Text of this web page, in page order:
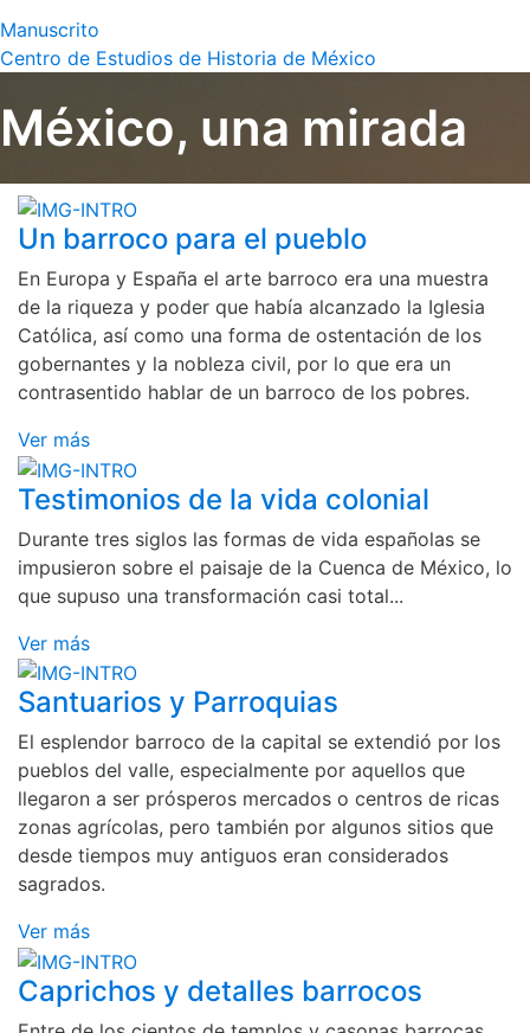
Manuscrito
Centro de Estudios de Historia de México
México, una mirada
Un barroco para el pueblo
En Europa y España el arte barroco era una muestra
de la riqueza y poder que había alcanzado la Iglesia
Católica, así como una forma de ostentación de los
gobernantes y la nobleza civil, por lo que era un
contrasentido hablar de un barroco de los pobres.
Ver más
Testimonios de la vida colonial
Durante tres siglos las formas de vida españolas se
impusieron sobre el paisaje de la Cuenca de México, lo
que supuso una transformación casi total...
Ver más
Santuarios y Parroquias
El esplendor barroco de la capital se extendió por los
pueblos del valle, especialmente por aquellos que
llegaron a ser prósperos mercados o centros de ricas
zonas agrícolas, pero también por algunos sitios que
desde tiempos muy antiguos eran considerados
sagrados.
Ver más
Caprichos y detalles barrocos